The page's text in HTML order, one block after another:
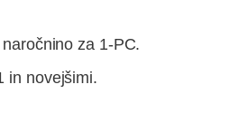
za 1-PC.
in novejšimi.